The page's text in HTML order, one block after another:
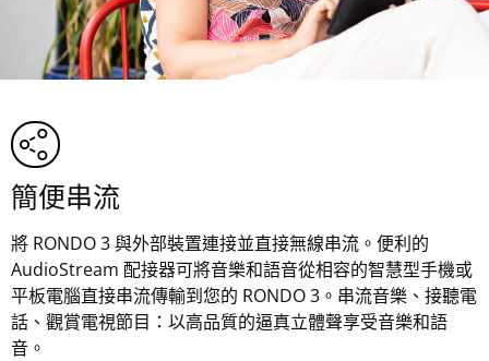
簡便串流
將 RONDO 3 與外部裝置連接並直接無線串流。便利的
AudioStream 配接器可將音樂和語音從相容的智慧型手機或
平板電腦直接串流傳輸到您的 RONDO 3。串流音樂、接聽電
話、觀賞電視節目：以高品質的逼真立體聲享受音樂和語
音。